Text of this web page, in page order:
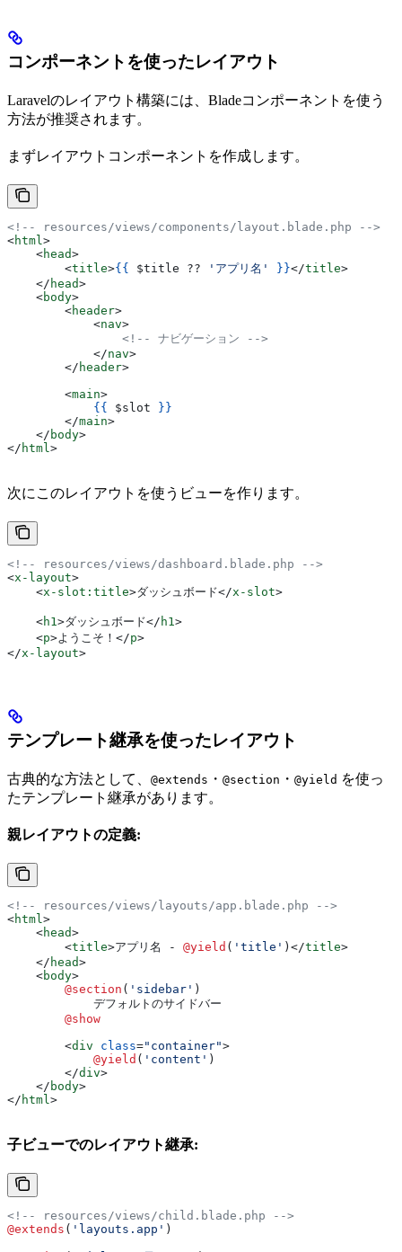
コンポーネントを使ったレイアウト
Laravelのレイアウト構築には、Bladeコンポーネントを使う
方法が推奨されます。
まずレイアウトコンポーネントを作成します。
<!-- resources/views/components/layout.blade.php -->
<html >
    <
head>
        <
title>{{ $title ?? 'アプリ名' }}</title>
    </
head>
    <
body>
        <
header>
            <
nav>
                <!-- ナビゲーション -->
            </
nav>
        </
header>
        <
main>
            {{
$slot }}
        </
main>
    </
body>
</ html >
次にこのレイアウトを使うビューを作ります。
<!-- resources/views/dashboard.blade.php -->
<x-layout>
    <
x-slot:title>ダッシュボード</x-slot>
    <
h1 >ダッシュボード</ h1 >
    <
p>ようこそ！ </p>
</x-layout>
テンプレート継承を使ったレイアウト
古典的な方法として、 @extends ・ @section ・ @yield を使っ
たテンプレート継承があります。
親レイアウトの定義:
<!-- resources/views/layouts/app.blade.php -->
<html >
    <
head>
        <
title>アプリ名 - @yield ( 'title' ) </title>
    </
head>
    <
body>
        @section
( 'sidebar' )
            デフォルトのサイドバー
        @show
        <
div class="container">
            @yield
( 'content' )
        </
div>
    </
body>
</ html >
子ビューでのレイアウト継承:
<!-- resources/views/child.blade.php -->
@extends ( 'layouts.app' )